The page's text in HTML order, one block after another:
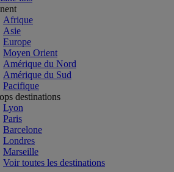
Afrique
Asie
Europe
Moyen Orient
Amérique du Nord
Amérique du Sud
Pacifique
destinations
Lyon
Paris
Barcelone
Londres
Marseille
Voir toutes les destinations